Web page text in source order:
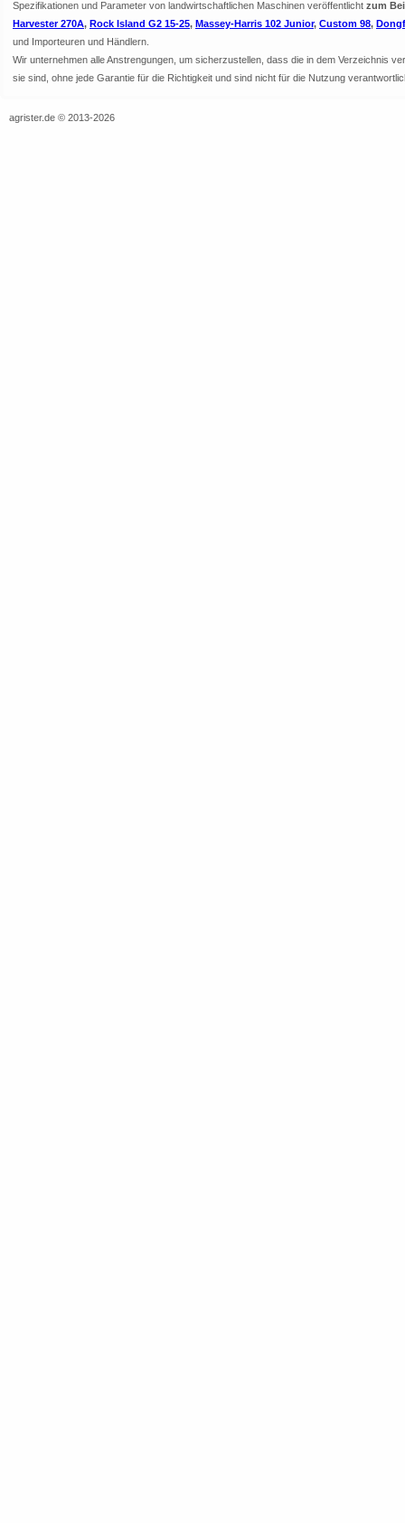
Spezifikationen und Parameter von landwirtschaftlichen Maschinen veröffentlicht zum
Harvester 270A, Rock Island G2 15-25, Massey-Harris 102 Junior, Custom 98,
und Importeuren und Händlern.
Wir unternehmen alle Anstrengungen, um sicherzustellen, dass die in dem Verzeichnis
sie sind, ohne jede Garantie für die Richtigkeit und sind nicht für die Nutzung
agrister.de © 2013-2026